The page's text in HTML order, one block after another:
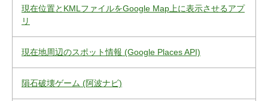
現在位置とKMLファイルをGoogle Map上に表示させるアプ
リ
現在地周辺のスポット情報 (Google Places API)
隕石破壊ゲーム (阿波ナビ)